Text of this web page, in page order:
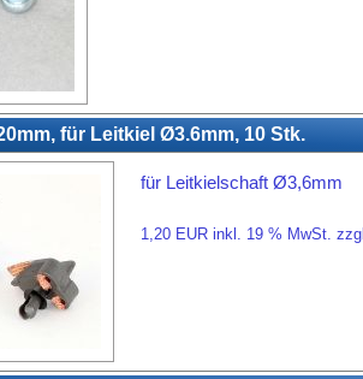
für Leitkiel Ø3.6mm, 10 Stk.
für Leitkielschaft Ø3,6mm
1,20 EUR inkl. 19 % MwSt.